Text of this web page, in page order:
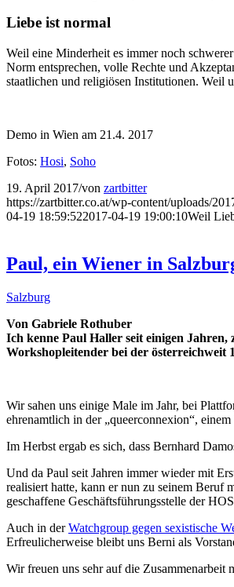
Liebe ist normal
Weil eine Minderheit es immer noch
Norm entsprechen, volle Rechte und
staatlichen und religiösen Institutionen. Weil
Demo in Wien am 21.4. 2017
Fotos: Hosi, Soho
19. April 2017/von zartbitter
https://zartbitter.co.at/wp-content/uploads/
04-19 18:59:522017-04-19 19:00:10Weil
Paul, ein Wiener in
Salzburg
Von Gabriele Rothuber
Ich kenne Paul Haller seit einigen Jahren,
Workshopleitender bei der österreichweit
Wir sahen uns einige Male im Jahr, bei
ehrenamtlich in der „queerconnexion“,
Im Herbst ergab es sich, dass Bernhard
Und da Paul seit Jahren immer wieder mit
realisiert hatte, kann er nun zu seinem Beruf
geschaffene Geschäftsführungsstelle der
Auch in derWatchgroup gegen sexistische
Erfreulicherweise bleibt uns Berni als
Wir freuen uns sehr auf die